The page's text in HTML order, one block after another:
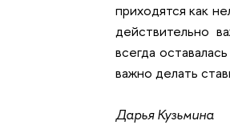
приходятся как
действительно
всегда
важно делать
Дарья Кузьмина